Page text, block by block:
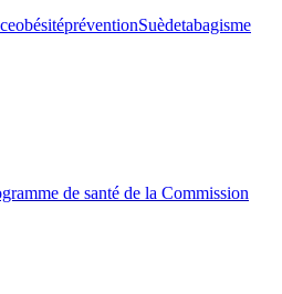
obésitépréventionSuèdetabagisme
de santé de la Commission